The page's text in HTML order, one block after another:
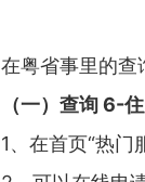
在粤省事里的查
（一）查询 6-
1、在首页“热门